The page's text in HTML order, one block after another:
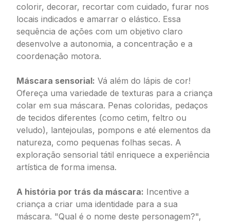
colorir, decorar, recortar com cuidado, furar nos
locais indicados e amarrar o elástico. Essa
sequência de ações com um objetivo claro
desenvolve a autonomia, a concentração e a
coordenação motora.
Máscara sensorial: Vá além do lápis de cor!
Ofereça uma variedade de texturas para a criança
colar em sua máscara. Penas coloridas, pedaços
de tecidos diferentes (como cetim, feltro ou
veludo), lantejoulas, pompons e até elementos da
natureza, como pequenas folhas secas. A
exploração sensorial tátil enriquece a experiência
artística de forma imensa.
A história por trás da máscara: Incentive a
criança a criar uma identidade para a sua
máscara. "Qual é o nome deste personagem?",